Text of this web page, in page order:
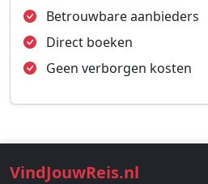
Betrouwbare aanbieders
Direct boeken
Geen verborgen kosten
VindJouwReis.nl